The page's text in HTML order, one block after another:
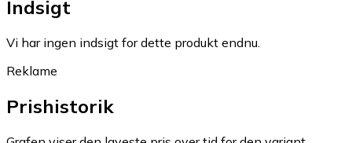
Indsigt
Vi har ingen indsigt for dette produkt endnu.
Reklame
Prishistorik